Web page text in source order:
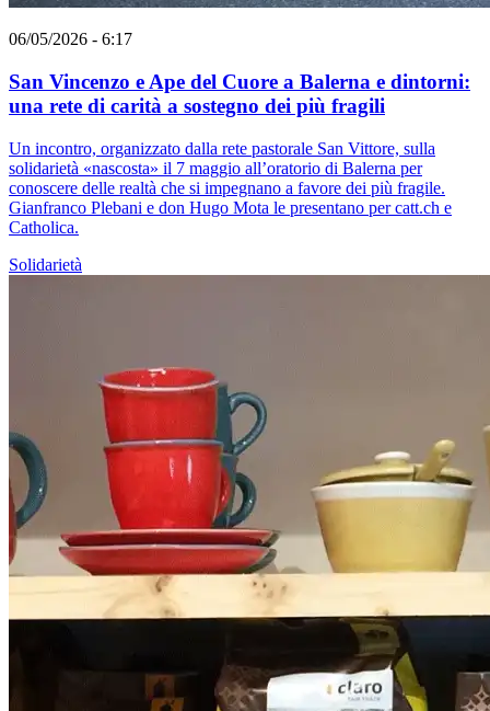
06/05/2026 - 6:17
San Vincenzo e Ape del Cuore a Balerna e dintorni:
una rete di carità a sostegno dei più fragili
Un incontro, organizzato dalla rete pastorale San Vittore, sulla
solidarietà «nascosta» il 7 maggio all’oratorio di Balerna per
conoscere delle realtà che si impegnano a favore dei più fragile.
Gianfranco Plebani e don Hugo Mota le presentano per catt.ch e
Catholica.
Solidarietà